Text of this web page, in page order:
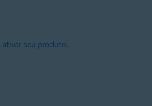
ativar seu produto.